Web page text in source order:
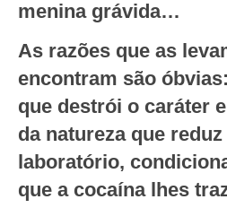
menina grávida…
As razões que as
encontram são
que destrói o caráter
da natureza que
laboratório,
que a cocaína lhes